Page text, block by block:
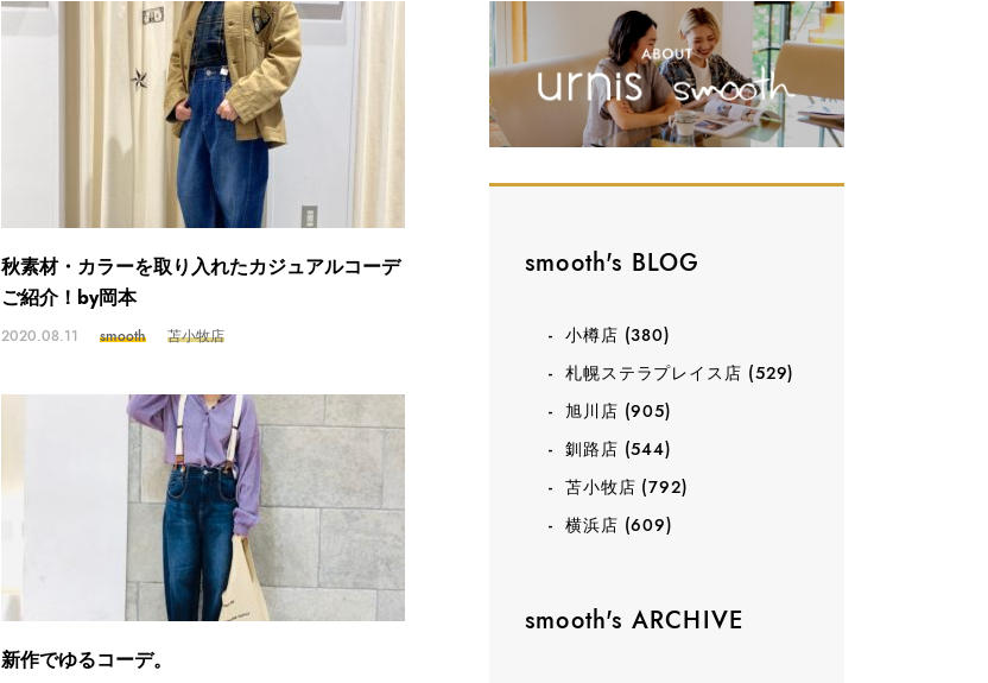
秋素材・カラーを取り入れたカジュアルコーデ
ご紹介！by岡本
2020.08.11 smooth 苫小牧店
新作でゆるコーデ。
smooth's BLOG
小樽店 (380)
札幌ステラプレイス店 (529)
旭川店 (905)
釧路店 (544)
苫小牧店 (792)
横浜店 (609)
smooth's ARCHIVE